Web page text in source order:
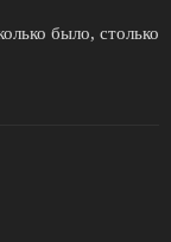
было, столько